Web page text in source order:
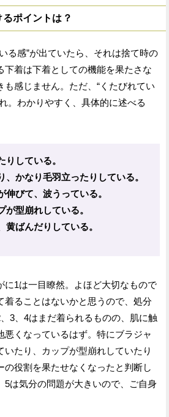
ポイントは？
る感”が出ていたら、それは捨て時の
下着は下着としての機能を果たさな
も感じません。ただ、“くたびれてい
。わかりやすく、具体的に述べる
りしている。
、かなり毛羽立ったりしている。
伸びて、波うっている。
が型崩れしている。
黄ばんだりしている。
に1は一目瞭然。よほど大切なもので
着ることはないかと思うので、処分
3、4はまだ着られるものの、肌に触
悪くなっているはず。特にブラジャ
いたり、カップが型崩れしていたり
の役割を果たせなくなったと判断し
5は気分の問題が大きいので、ご自身